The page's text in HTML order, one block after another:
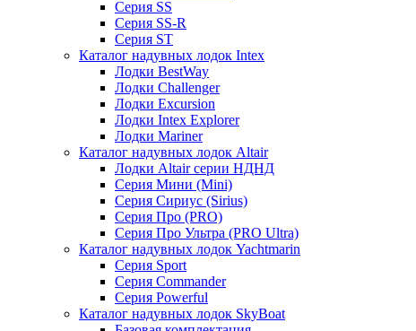
Серия SS
Серия SS-R
Серия ST
Каталог надувных лодок Intex
Лодки BestWay
Лодки Challenger
Лодки Excursion
Лодки Intex Explorer
Лодки Mariner
Каталог надувных лодок Altair
Лодки Altair серии НДНД
Серия Мини (Mini)
Серия Сириус (Sirius)
Серия Про (PRO)
Серия Про Ультра (PRO Ultra)
Каталог надувных лодок Yachtmarin
Серия Sport
Серия Commander
Серия Powerful
Каталог надувных лодок SkyBoat